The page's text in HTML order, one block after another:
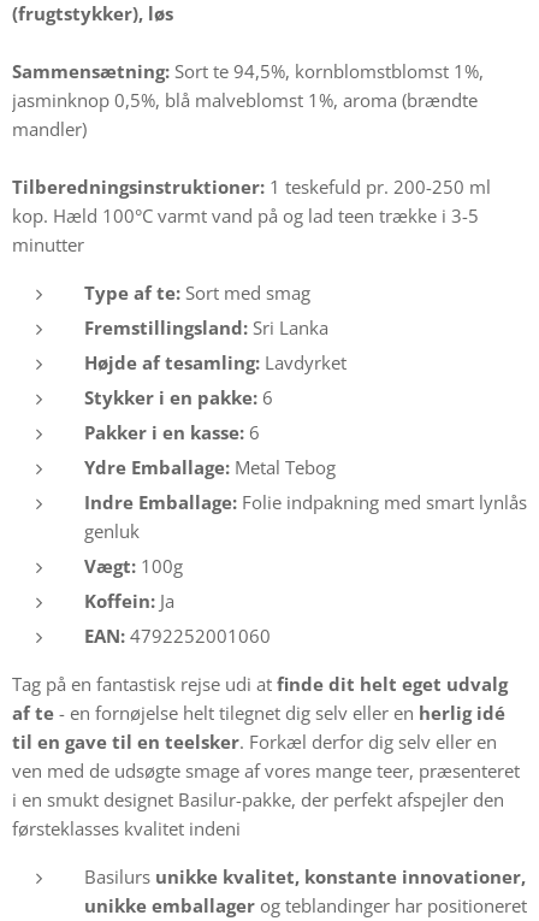
(frugtstykker), løs
Sammensætning: Sort te 94,5%, kornblomstblomst 1%,
jasminknop 0,5%, blå malveblomst 1%, aroma (brændte
mandler)
Tilberedningsinstruktioner: 1 teskefuld pr. 200-250 ml
kop. Hæld 100°C varmt vand på og lad teen trække i 3-5
minutter
Type af te: Sort med smag
Fremstillingsland: Sri Lanka
Højde af tesamling: Lavdyrket
Stykker i en pakke: 6
Pakker i en kasse: 6
Ydre Emballage: Metal Tebog
Indre Emballage: Folie indpakning med smart lynlås
genluk
Vægt: 100g
Koffein: Ja
EAN: 4792252001060
Tag på en fantastisk rejse udi at finde dit helt eget udvalg
af te - en fornøjelse helt tilegnet dig selv eller en herlig idé
til en gave til en teelsker. Forkæl derfor dig selv eller en
ven med de udsøgte smage af vores mange teer, præsenteret
i en smukt designet Basilur-pakke, der perfekt afspejler den
førsteklasses kvalitet indeni
Basilurs unikke kvalitet, konstante innovationer,
unikke emballager og teblandinger har positioneret